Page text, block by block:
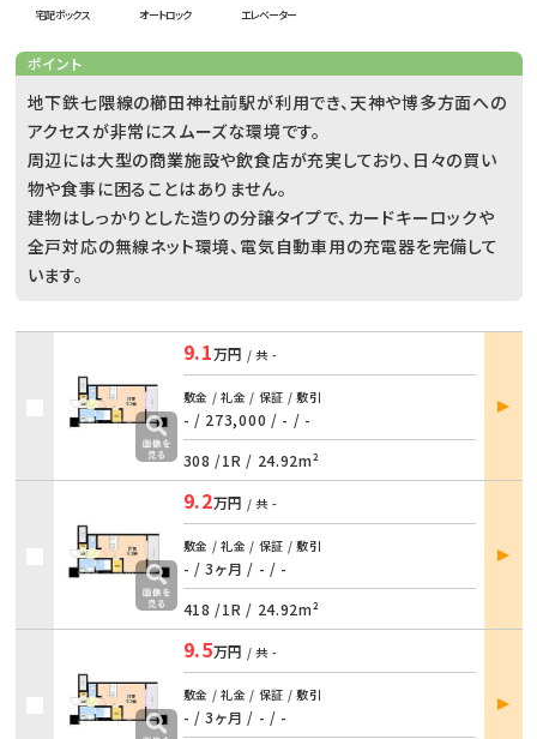
宅配ボックス オートロック エレベーター
ポイント
地下鉄七隈線の櫛田神社前駅が利用でき、天神や博多方面への
アクセスが非常にスムーズな環境です。
周辺には大型の商業施設や飲食店が充実しており、日々の買い
物や食事に困ることはありません。
建物はしっかりとした造りの分譲タイプで、カードキーロックや
全戸対応の無線ネット環境、電気自動車用の充電器を完備して
います。
9.1万円 / 共 -
敷金 / 礼金 / 保証 / 敷引
- / 273,000 / - / -
308 /1R / 24.92m²
部屋
詳細
9.2万円 / 共 -
敷金 / 礼金 / 保証 / 敷引
- / 3ヶ月 / - / -
418 /1R / 24.92m²
部屋
詳細
9.5万円 / 共 -
敷金 / 礼金 / 保証 / 敷引
- / 3ヶ月 / - / -
部屋
詳細